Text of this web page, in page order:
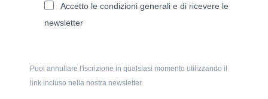
Accetto le condizioni generali e di ricevere le
newsletter
Puoi annullare l'iscrizione in qualsiasi momento utilizzando il
link incluso nella nostra newsletter.